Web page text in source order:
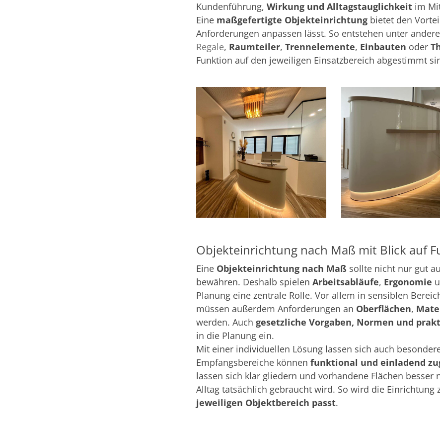
Kundenführung, Wirkung und Alltagstauglichkeitim
Eine maßgefertigte Objekteinrichtung bietet den
Anforderungen anpassen lässt. So entstehen unter
Regale, Raumteiler, Trennelemente, Einbauten oder
Funktion auf den jeweiligen Einsatzbereich abgestimmt
Objekteinrichtung nach Maß mit Blick auf
Eine Objekteinrichtung nach Maß sollte nicht nur gut
bewähren. Deshalb spielen Arbeitsabläufe, Ergonomie
Planung eine zentrale Rolle. Vor allem in sensiblen
müssen außerdem Anforderungen an Oberflächen,
werden. Auch gesetzliche Vorgaben, Normen und
in die Planung ein.
Mit einer individuellen Lösung lassen sich auch
Empfangsbereiche können funktional und einladend
lassen sich klar gliedern und vorhandene Flächen
Alltag tatsächlich gebraucht wird. So wird die Einrichtung
jeweiligen Objektbereich passt.